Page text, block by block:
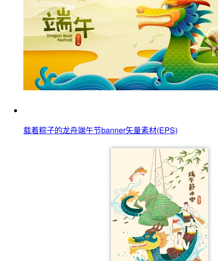
载着粽子的龙舟端午节banner矢量素材(EPS)